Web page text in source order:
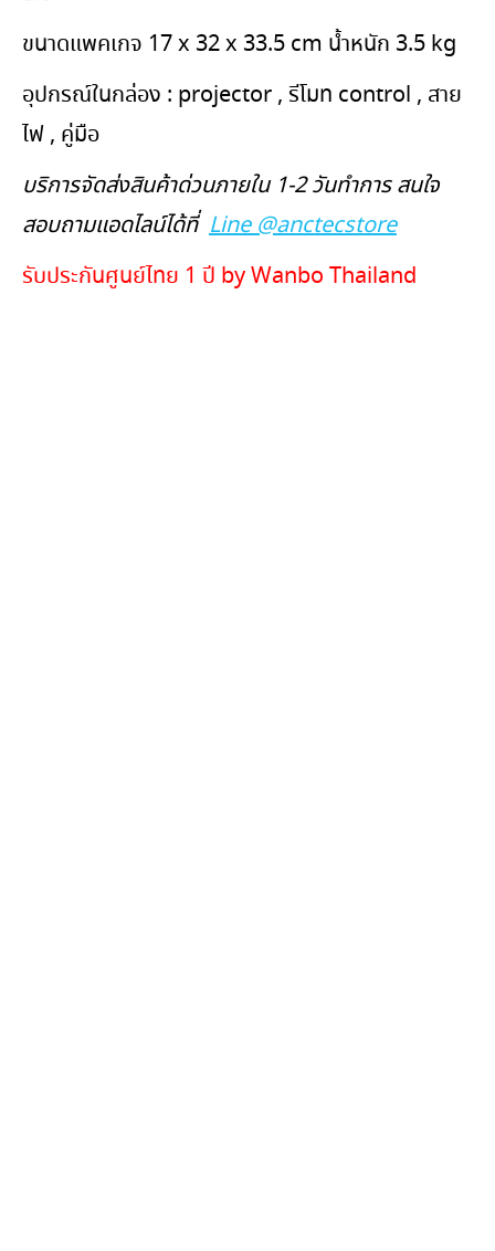
ขนาดแพคเกจ 17 x 32 x 33.5 cm น้ำหนัก 3.5 kg
อุปกรณ์ในกล่อง : projector , รีโมท control , สาย
ไฟ , คู่มือ
บริการจัดส่งสินค้าด่วนภายใน 1-2 วันทำการ สนใจ
สอบถามแอดไลน์ได้ที่ Line @anctecstore
รับประกันศูนย์ไทย 1 ปี by Wanbo Thailand